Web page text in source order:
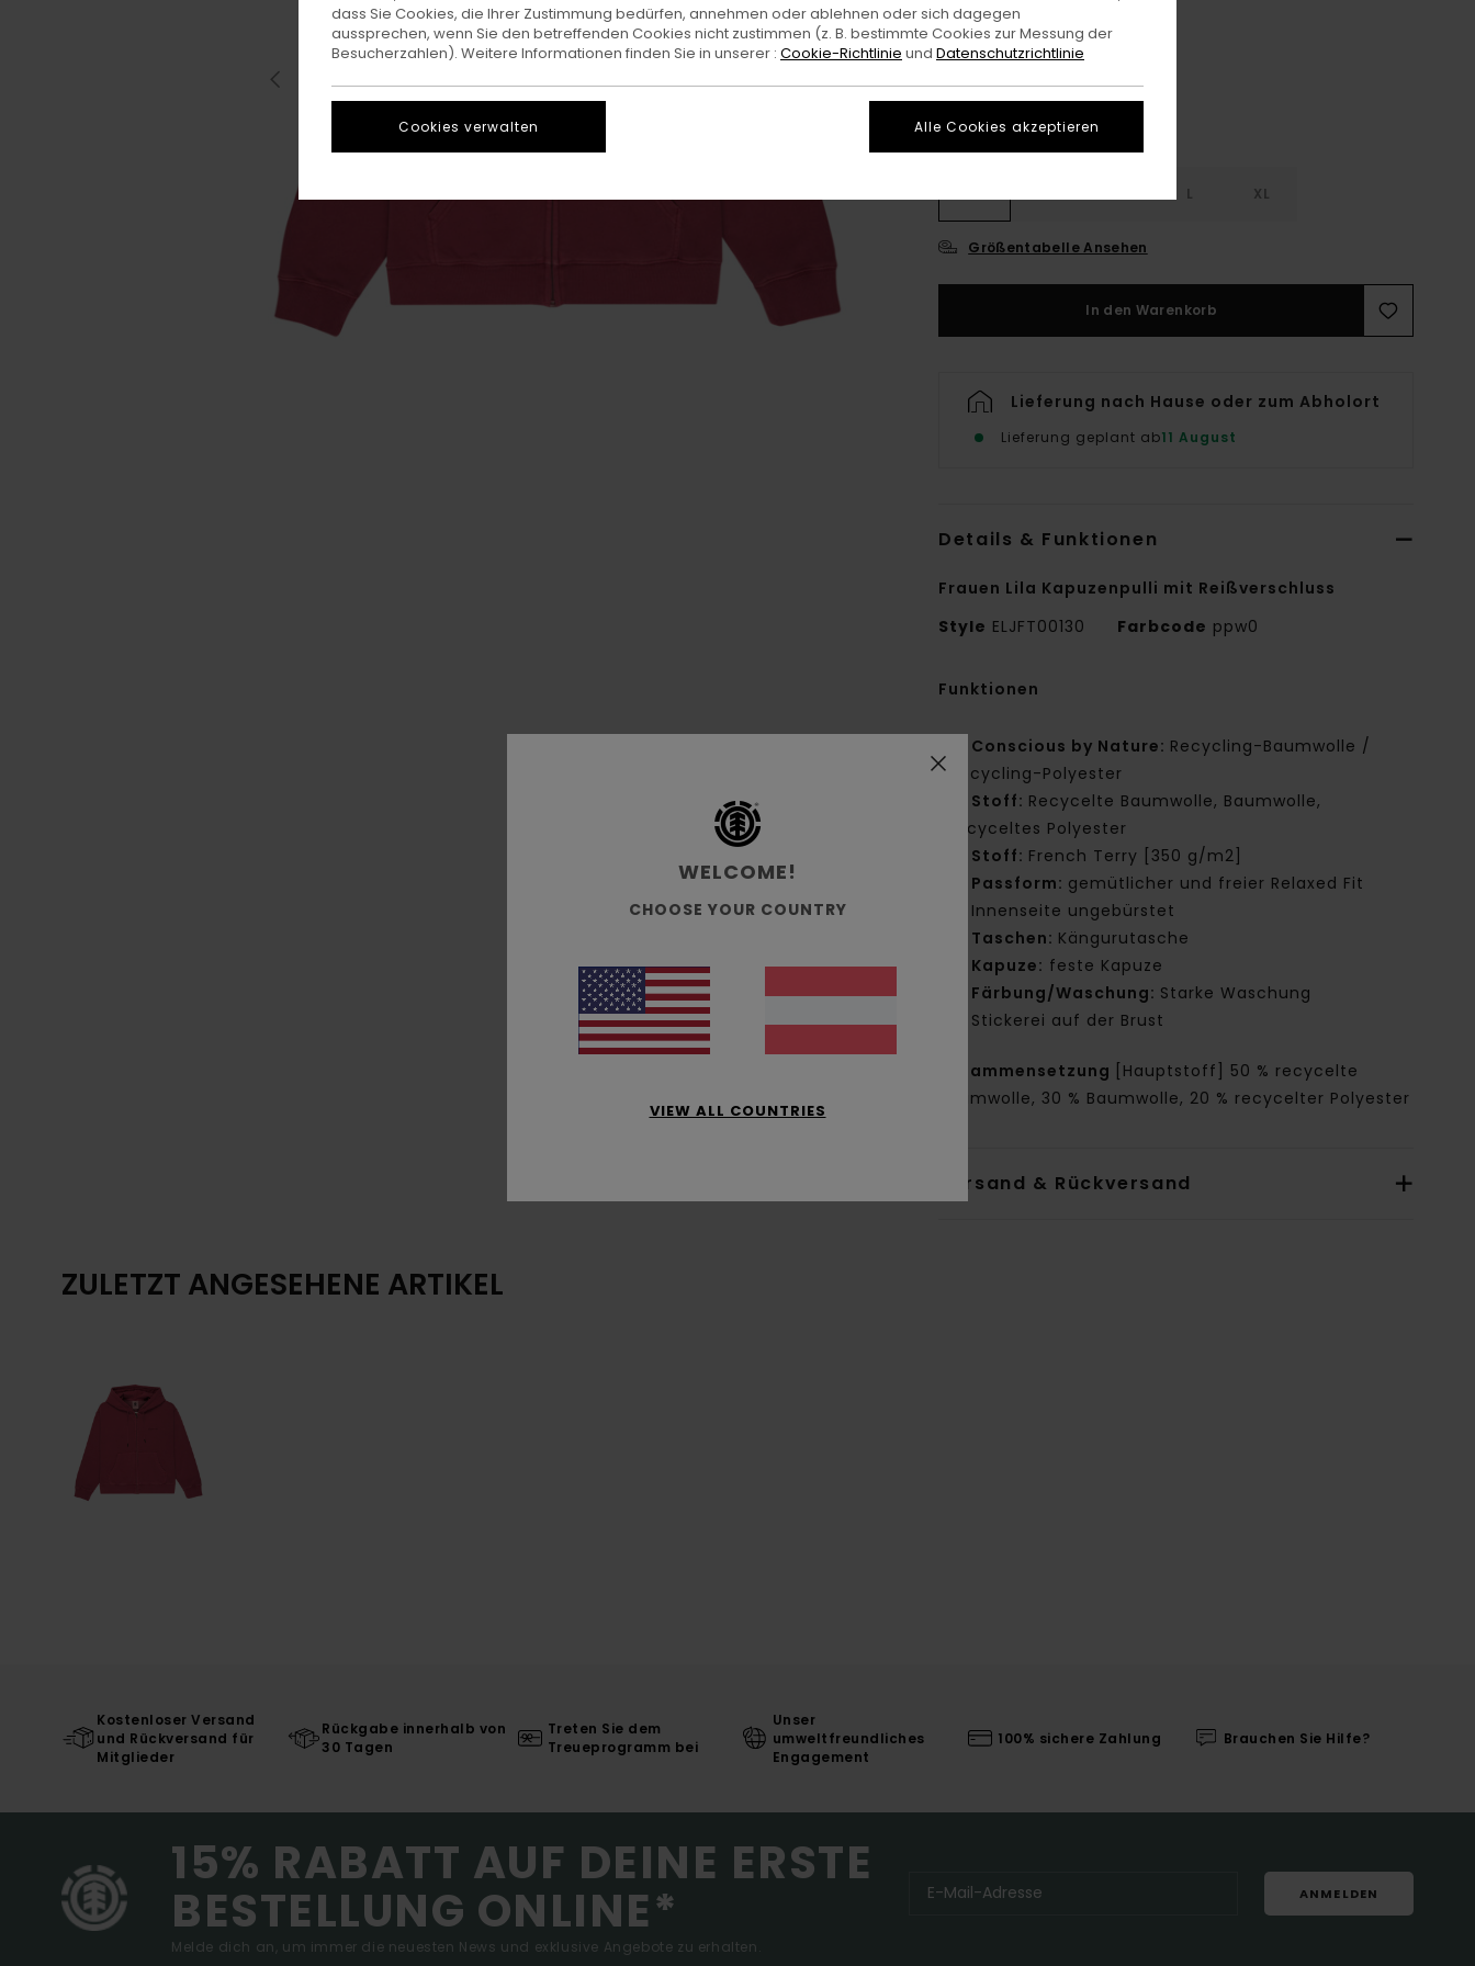
FarbeNocturne
L XL
Größentabelle Ansehen
In den Warenkorb
Lieferung nach Hause oder zum Abholort
Lieferung geplant ab11 August
Details & Funktionen
Frauen Lila Kapuzenpulli mit Reißverschluss
Style ELJFT00130 Farbcode ppw0
Funktionen
Conscious by Nature: Recycling-Baumwolle /
Recycling-Polyester
Stoff: Recycelte Baumwolle, Baumwolle,
recyceltes Polyester
Stoff: French Terry [350 g/m2]
Passform: gemütlicher und freier Relaxed Fit
Innenseite ungebürstet
Taschen: Kängurutasche
Kapuze: feste Kapuze
Färbung/Waschung: Starke Waschung
Stickerei auf der Brust
Zusammensetzung
[Hauptstoff] 50 % recycelte
Baumwolle, 30 % Baumwolle, 20 % recycelter Polyester
Versand & Rückversand
ZULETZT ANGESEHENE ARTIKEL
Kostenloser Versand
und Rückversand für
Mitglieder
Rückgabe innerhalb von
30 Tagen
Treten Sie dem
Treueprogramm bei
Unser
umweltfreundliches
Engagement
100% sichere Zahlung Brauchen Sie Hilfe?
15% RABATT AUF DEINE ERSTE
BESTELLUNG ONLINE*
Melde dich an, um immer die neuesten News und exklusive Angebote zu erhalten.
ANMELDEN
WELCOME!
CHOOSE YOUR COUNTRY
VIEW ALL COUNTRIES
dass Sie Cookies, die Ihrer Zustimmung bedürfen, annehmen oder ablehnen oder sich dagegen
aussprechen, wenn Sie den betreffenden Cookies nicht zustimmen (z. B. bestimmte Cookies zur Messung der
Besucherzahlen). Weitere Informationen finden Sie in unserer : Cookie-Richtlinie und Datenschutzrichtlinie
Cookies verwalten Alle Cookies akzeptieren